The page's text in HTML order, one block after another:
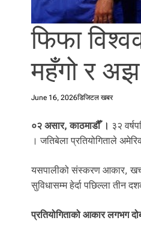
.फिफा
महँगो र अझ
June 16, 2026डिजिटल खबर
०२ असार, काठमाडौँ । ३२
। जतिबेला प्रतियोगिताले
यसपालीको संस्करण आकार, खर्च
सुविधासम्म हेर्दा पछिल्ला तीन
प्रतियोगिताको आकार लगभग